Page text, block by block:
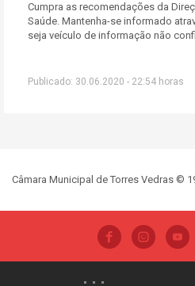
Cumpra as recomendações da
Saúde. Mantenha-se informado
seja veículo de informação não
Publicado: 30.06.2020 - 22:54 horas
Câmara Municipal de Torres Vedras ©